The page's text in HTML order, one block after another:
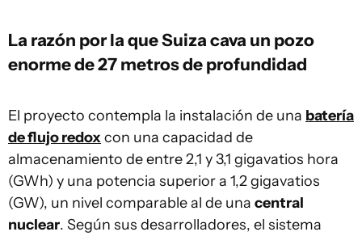
La razón por la que Suiza cava un pozo
enorme de 27 metros de profundidad
El proyecto contempla la instalación de una batería
de flujo redoxcon una capacidad de
almacenamiento de entre 2,1 y 3,1 gigavatios hora
(GWh) y una potencia superior a 1,2 gigavatios
(GW), un nivel comparable al de una central
nuclear. Según sus desarrolladores, el sistema